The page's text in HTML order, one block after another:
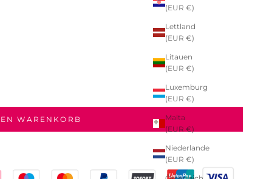
(EUR €)
Lettland
(EUR €)
Litauen
(EUR €)
Luxemburg
(EUR €)
Malta
(EUR €)
Niederlande
(EUR €)
WARENKORB